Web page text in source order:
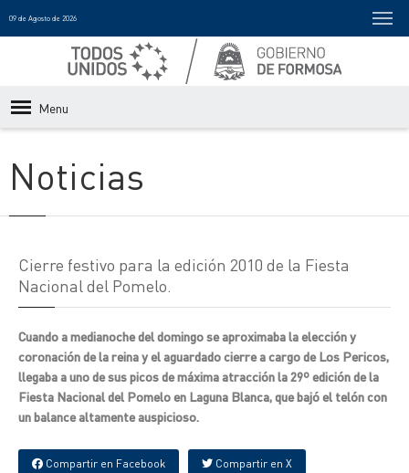
09 de Agosto de 2026
Menu
Noticias
Cierre festivo para la edición 2010 de la Fiesta
Nacional del Pomelo.
Cuando a medianoche del domingo se aproximaba la elección y
coronación de la reina y el aguardado cierre a cargo de Los Pericos,
llegaba a uno de sus picos de máxima atracción la 29º edición de la
Fiesta Nacional del Pomelo en Laguna Blanca, que bajó el telón con
un balance altamente auspicioso.
Compartir en Facebook Compartir en X